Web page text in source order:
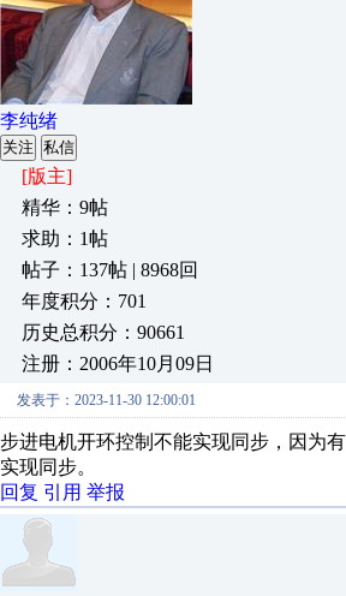
李纯绪
关注 私信
[版主]
精华：9帖
求助：1帖
帖子：137帖 | 8968回
年度积分：701
历史总积分：90661
注册：2006年10月09日
发表于：2023-11-30 12:00:01
步进电机开环控制不能实现同步，因为
实现同步。
回复 引用 举报